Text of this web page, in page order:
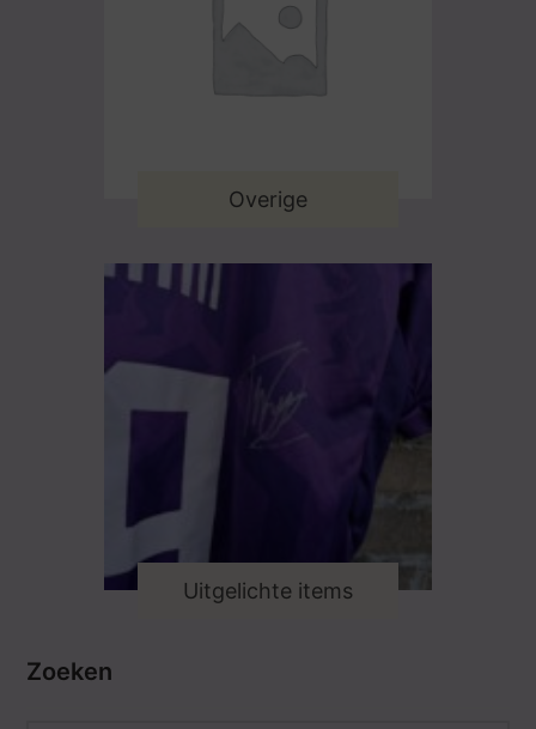
Overige
Uitgelichte items
Zoeken